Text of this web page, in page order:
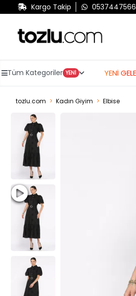
Kargo Takip
Tüm Kategoriler YENİ YENİ
tozlu.com Kadın Giyim Elbise